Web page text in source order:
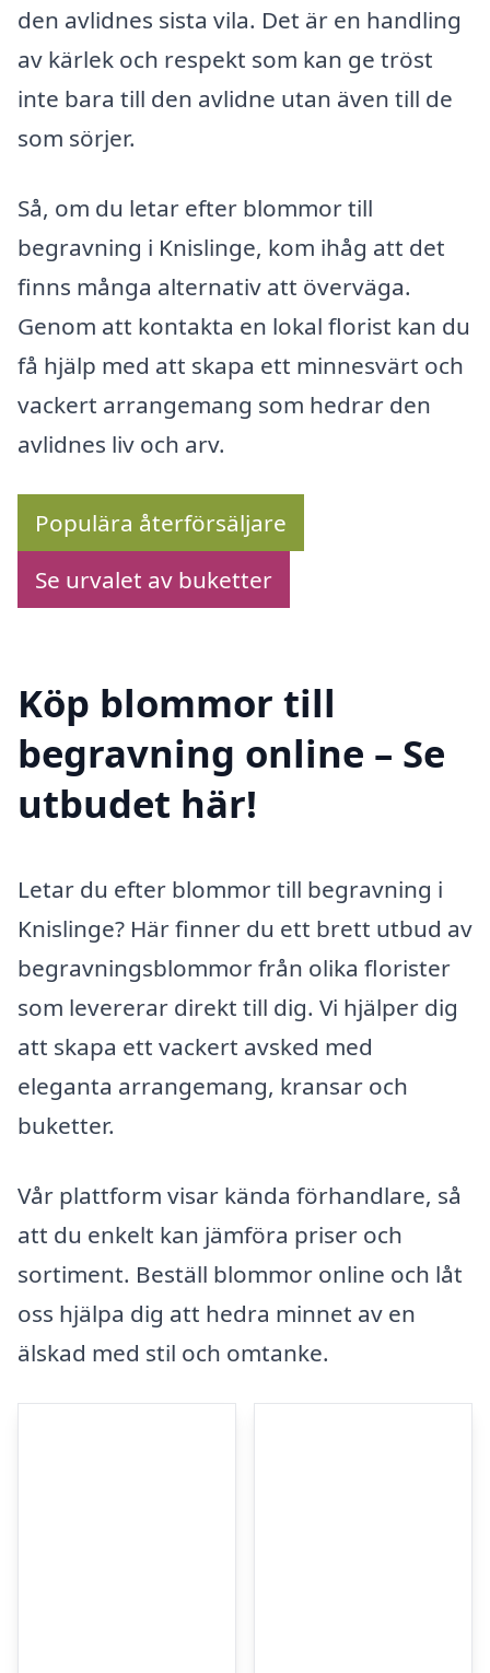
den avlidnes sista vila. Det är en handling
av kärlek och respekt som kan ge tröst
inte bara till den avlidne utan även till de
som sörjer.
Så, om du letar efter blommor till
begravning i Knislinge, kom ihåg att det
finns många alternativ att överväga.
Genom att kontakta en lokal florist kan du
få hjälp med att skapa ett minnesvärt och
vackert arrangemang som hedrar den
avlidnes liv och arv.
Populära återförsäljare
Se urvalet av buketter
Köp blommor till
begravning online – Se
utbudet här!
Letar du efter blommor till begravning i
Knislinge? Här finner du ett brett utbud av
begravningsblommor från olika florister
som levererar direkt till dig. Vi hjälper dig
att skapa ett vackert avsked med
eleganta arrangemang, kransar och
buketter.
Vår plattform visar kända förhandlare, så
att du enkelt kan jämföra priser och
sortiment. Beställ blommor online och låt
oss hjälpa dig att hedra minnet av en
älskad med stil och omtanke.